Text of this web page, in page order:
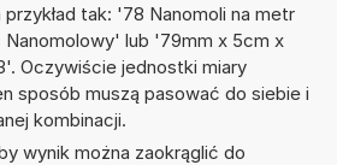
tak: '78 Nanomoli na metr
lub '79mm x 5cm x
Oczywiście jednostki miary
sposób muszą pasować do siebie i
kombinacji.
wynik można zaokrąglić do